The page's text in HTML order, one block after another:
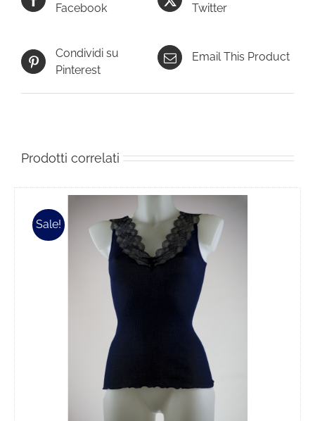
Facebook
Twitter
Condividi su
Pinterest
Email This Product
Prodotti correlati
Sale!